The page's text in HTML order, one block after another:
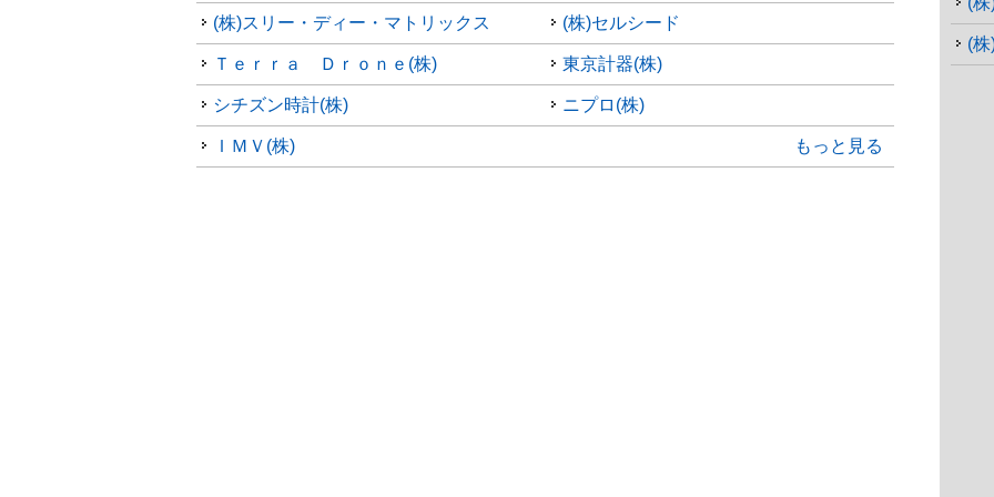
(株)スリー・ディー・マトリックス (株)セルシード
Ｔｅｒｒａ Ｄｒｏｎｅ(株) 東京計器(株)
シチズン時計(株) ニプロ(株)
ＩＭＶ(株) もっと見る
(